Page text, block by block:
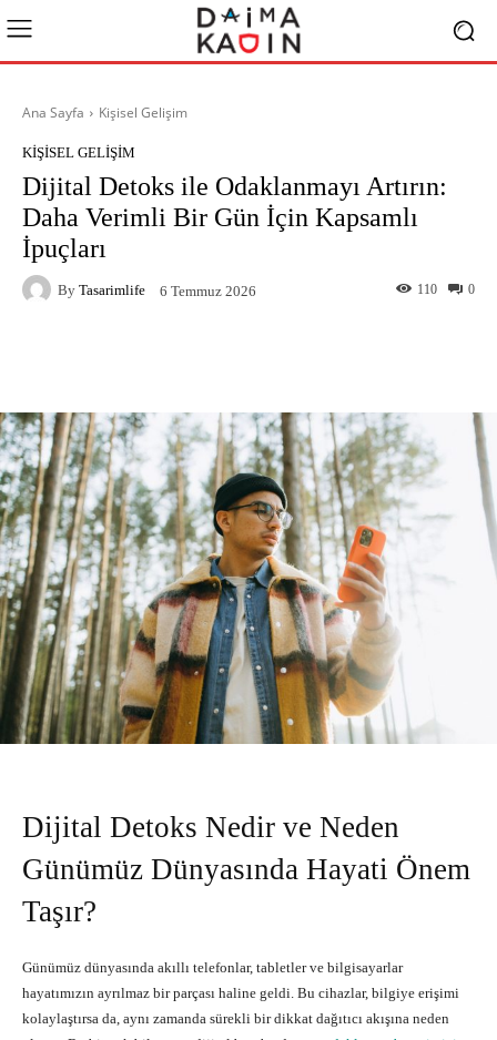
Ana Sayfa Kişisel Gelişim
KIŞISEL GELIŞIM
Dijital Detoks ile Odaklanmayı Artırın:
Daha Verimli Bir Gün İçin Kapsamlı
İpuçları
By Tasarimlife 6 Temmuz 2026 0
110
Dijital Detoks Nedir ve Neden
Günümüz Dünyasında Hayati Önem
Taşır?
Günümüz dünyasında akıllı telefonlar, tabletler ve bilgisayarlar
hayatımızın ayrılmaz bir parçası haline geldi. Bu cihazlar, bilgiye erişimi
kolaylaştırsa da, aynı zamanda sürekli bir dikkat dağıtıcı akışına neden